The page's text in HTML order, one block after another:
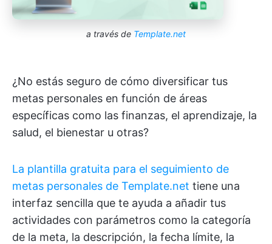
a través de Template.net
¿No estás seguro de cómo diversificar tus
metas personales en función de áreas
específicas como las finanzas, el aprendizaje, la
salud, el bienestar u otras?
La plantilla gratuita para el seguimiento de
metas personales de Template.net tiene una
interfaz sencilla que te ayuda a añadir tus
actividades con parámetros como la categoría
de la meta, la descripción, la fecha límite, la